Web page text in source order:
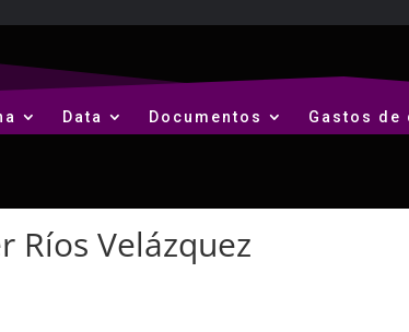
Data Documentos Gastos
Ríos Velázquez